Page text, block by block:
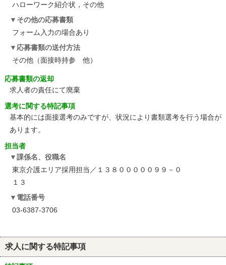
ハローワーク紹介状，その他
その他の応募書類
フォーム入力の場合あり
応募書類の送付方法
その他（面接時持参 他）
応募書類の返却
求人者の責任にて廃棄
選考に関する特記事項
基本的には面接選考のみですが、状況により書類選考を行う場合が
あります。
担当者
課係名、役職名
東京介護エリア採用担当／１３８０００００９９－０
１３
電話番号
03-6387-3706
求人に関する特記事項